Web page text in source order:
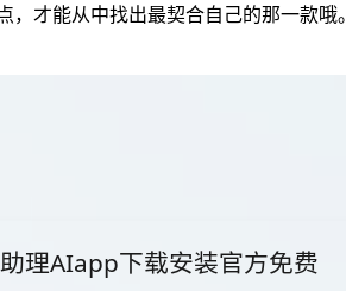
才能从中找出最契合自己的那一款哦。
理AIapp下载安装官方免费